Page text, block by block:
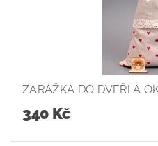
ZARÁŽKA DO DVEŘÍ A
340 Kč